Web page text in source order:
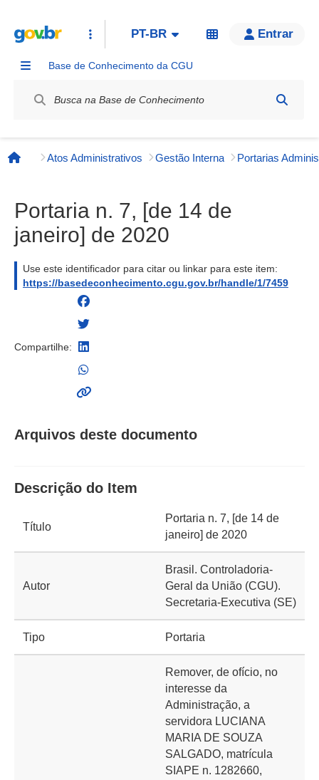
PT-BR Entrar
Base de Conhecimento da CGU
Página inicial
Atos Administrativos Gestão Interna
Portaria n. 7, [de 14 de
janeiro] de 2020
Use este identificador para citar ou linkar para este item:
https://basedeconhecimento.cgu.gov.br/handle/1/7459
Compartilhe:
Arquivos deste documento
Descrição do Item
Título
Portaria n. 7, [de 14 de
janeiro] de 2020
Autor
Brasil. Controladoria-
Geral da União (CGU).
Secretaria-Executiva (SE)
Tipo Portaria
Remover, de ofício, no
interesse da
Administração, a
servidora LUCIANA
MARIA DE SOUZA
SALGADO​, matrícula
SIAPE n. 1282660,